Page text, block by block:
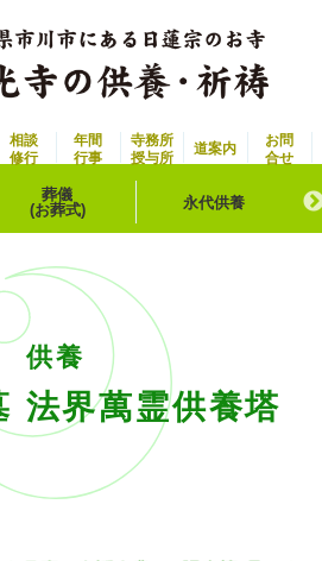
相談
修行
年間
行事
寺務所
授与所
道案内
お問
合せ
葬儀
(お葬式)
永代供養
供養
法界萬霊供養塔